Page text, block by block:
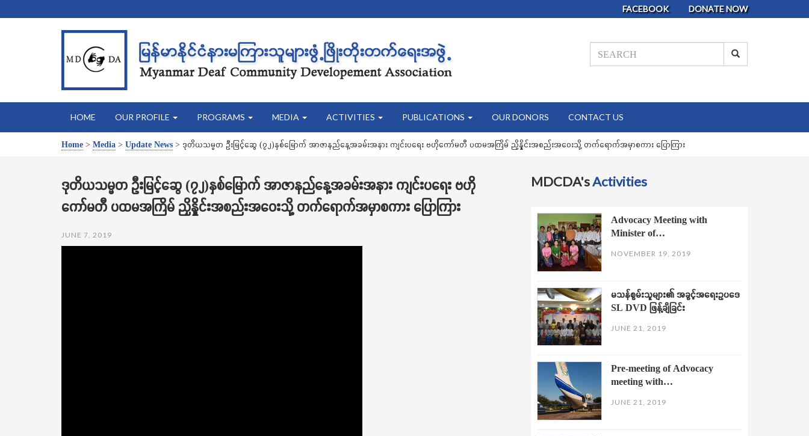
FACEBOOK DONATE NOW
HOME OUR PROFILE PROGRAMS MEDIA ACTIVITIES PUBLICATIONS OUR DONORS CONTACT US
Home > Media > Update News > ဒုတိယသမ္မတ ဦးမြင့်ဆွေ (၇၂)နှစ်မြောက် အာဇာနည်နေ့အခမ်းအနား ကျင်းပရေး ဗဟိုကော်မတီ ပထမအကြိမ် ညှိနှိုင်းအစည်းအဝေးသို့ တက်ရောက်အမှာစကား ပြောကြား
ဒုတိယသမ္မတ ဦးမြင့်ဆွေ (၇၂)နှစ်မြောက် အာဇာနည်နေ့အခမ်းအနား ကျင်းပရေး ဗဟို
ကော်မတီ ပထမအကြိမ် ညှိနှိုင်းအစည်းအဝေးသို့ တက်ရောက်အမှာစကား ပြောကြား
JUNE 7, 2019
MDCDA'sActivities
Advocacy Meeting with
Minister of…
NOVEMBER 19, 2019
မသန်စွမ်းသူများ၏ အခွင့်အရေးဥပဒေ
SL DVD ဖြန့်ချိခြင်း
JUNE 21, 2019
Pre-meeting of Advocacy
meeting with…
JUNE 21, 2019